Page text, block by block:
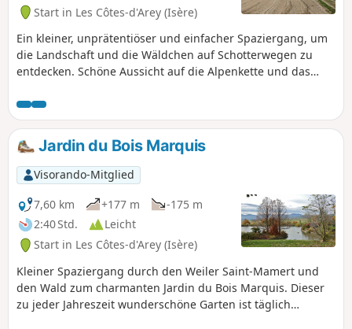
Start in Les Côtes-d'Arey (Isère)
Ein kleiner, unprätentiöser und einfacher Spaziergang, um
die Landschaft und die Wäldchen auf Schotterwegen zu
entdecken. Schöne Aussicht auf die Alpenkette und das
Jardin du Bois Marquis
Visorando-Mitglied
7,60 km
+177 m
-175 m
2:40 Std.
Leicht
Start in Les Côtes-d'Arey (Isère)
Kleiner Spaziergang durch den Weiler Saint-Mamert und
den Wald zum charmanten Jardin du Bois Marquis. Dieser
zu jeder Jahreszeit wunderschöne Garten ist täglich